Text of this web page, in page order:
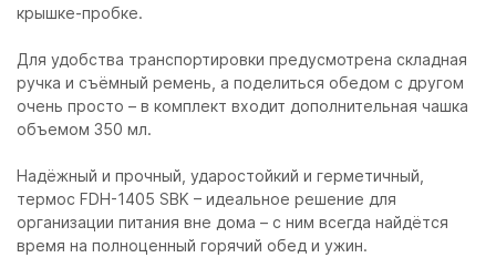
крышке-пробке.
Для удобства транспортировки предусмотрена складная
ручка и съёмный ремень, а поделиться обедом с другом
очень просто – в комплект входит дополнительная чашка
объемом 350 мл.
Надёжный и прочный, ударостойкий и герметичный,
термос FDH-1405 SBK – идеальное решение для
организации питания вне дома – с ним всегда найдётся
время на полноценный горячий обед и ужин.